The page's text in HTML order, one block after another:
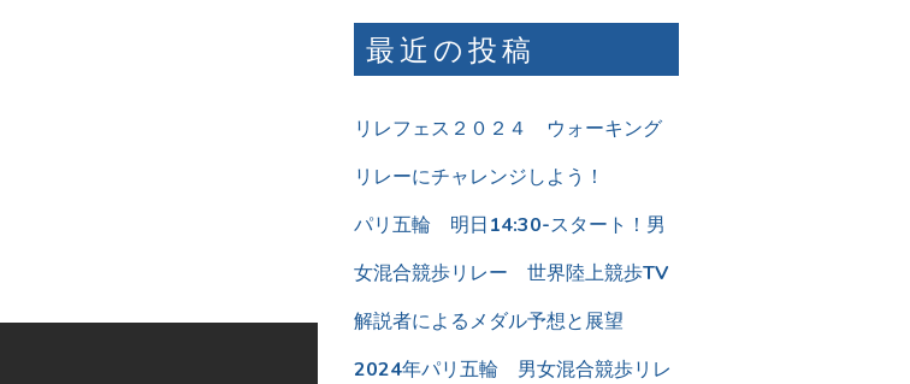
最近の投稿
リレフェス２０２４ ウォーキング
リレーにチャレンジしよう！
パリ五輪 明日14:30-スタート！男
女混合競歩リレー 世界陸上競歩TV
解説者によるメダル予想と展望
2024年パリ五輪 男女混合競歩リレ